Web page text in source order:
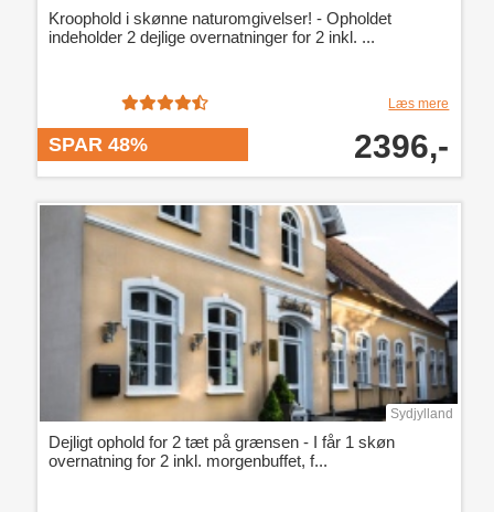
Kroophold i skønne naturomgivelser! - Opholdet
indeholder 2 dejlige overnatninger for 2 inkl. ...
Læs mere
SPAR 48% 2396,-
Sydjylland
Dejligt ophold for 2 tæt på grænsen - I får 1 skøn
overnatning for 2 inkl. morgenbuffet, f...